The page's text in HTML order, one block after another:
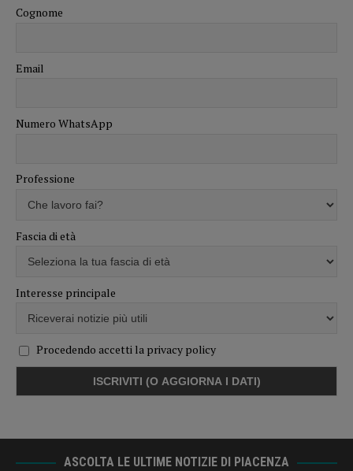
Cognome
Email
Numero WhatsApp
Professione
Fascia di età
Interesse principale
Procedendo accetti la privacy policy
ASCOLTA LE ULTIME NOTIZIE DI PIACENZA